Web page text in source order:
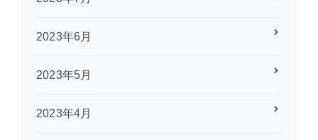
2023年6月
2023年5月
2023年4月